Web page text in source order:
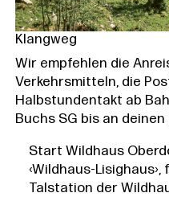
Klangweg
Wir empfehlen die
Verkehrsmitteln, die
Halbstundentakt ab
Buchs SG bis an
Start Wildhaus
‹Wildhaus-
Talstation der